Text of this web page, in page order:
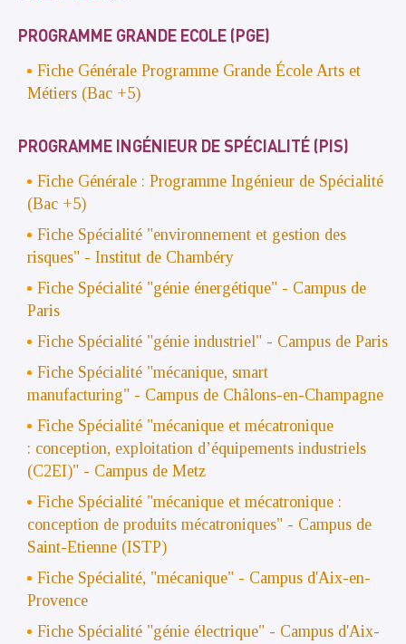
PROGRAMME GRANDE ECOLE (PGE)
Fiche Générale Programme Grande École Arts et
Métiers (Bac +5)
PROGRAMME INGÉNIEUR DE SPÉCIALITÉ (PIS)
Fiche Générale : Programme Ingénieur de Spécialité
(Bac +5)
Fiche Spécialité "environnement et gestion des
risques" - Institut de Chambéry
Fiche Spécialité "génie énergétique" - Campus de
Paris
Fiche Spécialité "génie industriel" - Campus de Paris
Fiche Spécialité "mécanique, smart
manufacturing" - Campus de Châlons-en-Champagne
Fiche Spécialité "mécanique et mécatronique
: conception, exploitation d’équipements industriels
(C2EI)" - Campus de Metz
Fiche Spécialité "mécanique et mécatronique :
conception de produits mécatroniques" - Campus de
Saint-Etienne (ISTP)
Fiche Spécialité, "mécanique" - Campus d'Aix-en-
Provence
Fiche Spécialité "génie électrique" - Campus d'Aix-